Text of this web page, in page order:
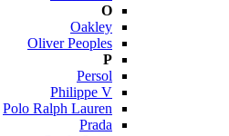
O
Oakley
Oliver Peoples
P
Persol
Philippe V
Polo Ralph Lauren
Prada